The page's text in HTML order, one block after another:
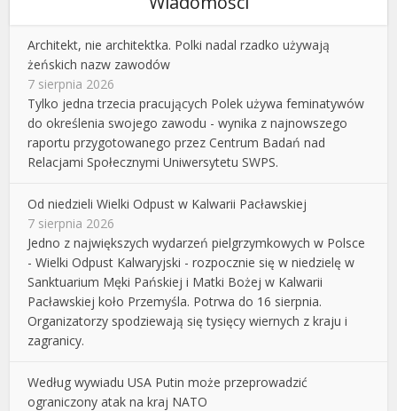
Architekt, nie architektka. Polki nadal rzadko używają
żeńskich nazw zawodów
7 sierpnia 2026
Tylko jedna trzecia pracujących Polek używa feminatywów
do określenia swojego zawodu - wynika z najnowszego
raportu przygotowanego przez Centrum Badań nad
Relacjami Społecznymi Uniwersytetu SWPS.
Od niedzieli Wielki Odpust w Kalwarii Pacławskiej
7 sierpnia 2026
Jedno z największych wydarzeń pielgrzymkowych w Polsce
- Wielki Odpust Kalwaryjski - rozpocznie się w niedzielę w
Sanktuarium Męki Pańskiej i Matki Bożej w Kalwarii
Pacławskiej koło Przemyśla. Potrwa do 16 sierpnia.
Organizatorzy spodziewają się tysięcy wiernych z kraju i
zagranicy.
Według wywiadu USA Putin może przeprowadzić
ograniczony atak na kraj NATO